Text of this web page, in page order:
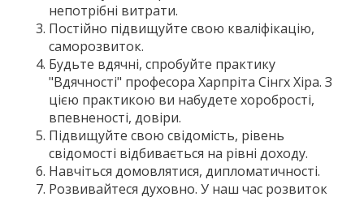
непотрібні витрати.
Постійно підвищуйте свою кваліфікацію,
саморозвиток.
Будьте вдячні, спробуйте практику
"Вдячності" професора Харпріта Сінгх Хіра. З
цією практикою ви набудете хоробрості,
впевненості, довіри.
Підвищуйте свою свідомість, рівень
свідомості відбивається на рівні доходу.
Навчіться домовлятися, дипломатичності.
Розвивайтеся духовно. У наш час розвиток